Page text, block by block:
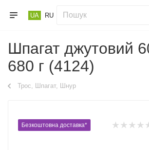
UA RU
Шпагат джутовий
680 г (4124)
Трос, Шпагат, Шнур
Безкоштовна доставка*